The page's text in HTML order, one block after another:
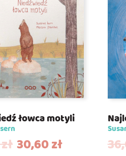
łowca motyli
zł 30,60zł